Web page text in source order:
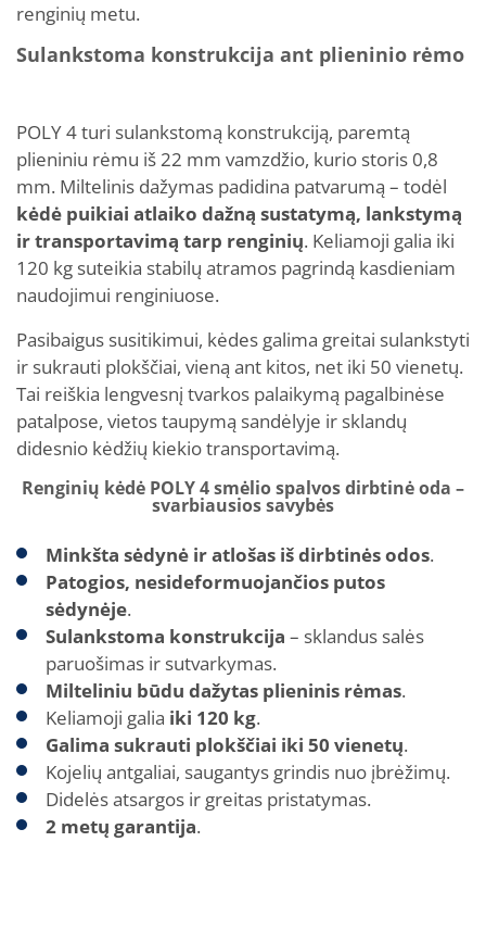
renginių metu.
Sulankstoma konstrukcija ant plieninio rėmo
POLY 4 turi sulankstomą konstrukciją, paremtą
plieniniu rėmu iš 22 mm vamzdžio, kurio storis 0,8
mm. Miltelinis dažymas padidina patvarumą – todėl
kėdė puikiai atlaiko dažną sustatymą, lankstymą
ir transportavimą tarp renginių. Keliamoji galia iki
120 kg suteikia stabilų atramos pagrindą kasdieniam
naudojimui renginiuose.
Pasibaigus susitikimui, kėdes galima greitai sulankstyti
ir sukrauti plokščiai, vieną ant kitos, net iki 50 vienetų.
Tai reiškia lengvesnį tvarkos palaikymą pagalbinėse
patalpose, vietos taupymą sandėlyje ir sklandų
didesnio kėdžių kiekio transportavimą.
Renginių kėdė POLY 4 smėlio spalvos dirbtinė oda –
svarbiausios savybės
Minkšta sėdynė ir atlošas iš dirbtinės odos.
Patogios, nesideformuojančios putos
sėdynėje.
Sulankstoma konstrukcija – sklandus salės
paruošimas ir sutvarkymas.
Milteliniu būdu dažytas plieninis rėmas.
Keliamoji galia iki 120 kg.
Galima sukrauti plokščiai iki 50 vienetų.
Kojelių antgaliai, saugantys grindis nuo įbrėžimų.
Didelės atsargos ir greitas pristatymas.
2 metų garantija.